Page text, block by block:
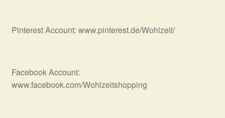
Pinterest Account: www.pinterest.de/Wohlzeit/
Facebook Account:
www.facebook.com/Wohlzeitshopping